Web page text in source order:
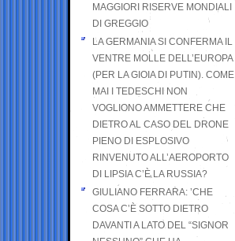
MAGGIORI RISERVE MONDIALI
DI GREGGIO
LA GERMANIA SI CONFERMA IL
VENTRE MOLLE DELL’EUROPA
(PER LA GIOIA DI PUTIN). COME
MAI I TEDESCHI NON
VOGLIONO AMMETTERE CHE
DIETRO AL CASO DEL DRONE
PIENO DI ESPLOSIVO
RINVENUTO ALL’AEROPORTO
DI LIPSIA C’È LA RUSSIA?
GIULIANO FERRARA: ’CHE
COSA C’È SOTTO DIETRO
DAVANTI A LATO DEL “SIGNOR